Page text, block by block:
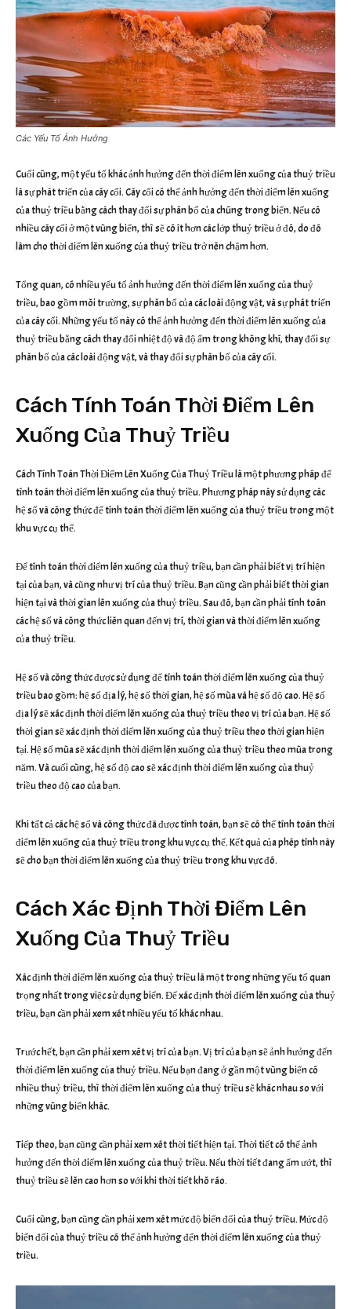
Các Yếu Tố Ảnh Hưởng
Cuối cùng, một yếu tố khác ảnh hưởng đến thời điểm lên xuống của thuỷ triều
là sự phát triển của cây cối. Cây cối có thể ảnh hưởng đến thời điểm lên xuống
của thuỷ triều bằng cách thay đổi sự phân bố của chúng trong biển. Nếu có
nhiều cây cối ở một vùng biển, thì sẽ có ít hơn các lớp thuỷ triều ở đó, do đó
làm cho thời điểm lên xuống của thuỷ triều trở nên chậm hơn.
Tổng quan, có nhiều yếu tố ảnh hưởng đến thời điểm lên xuống của thuỷ
triều, bao gồm môi trường, sự phân bố của các loài động vật, và sự phát triển
của cây cối. Những yếu tố này có thể ảnh hưởng đến thời điểm lên xuống của
thuỷ triều bằng cách thay đổi nhiệt độ và độ ẩm trong không khí, thay đổi sự
phân bố của các loài động vật, và thay đổi sự phân bố của cây cối.
Cách Tính Toán Thời Điểm Lên
Xuống Của Thuỷ Triều
Cách Tính Toán Thời Điểm Lên Xuống Của Thuỷ Triều là một phương pháp để
tính toán thời điểm lên xuống của thuỷ triều. Phương pháp này sử dụng các
hệ số và công thức để tính toán thời điểm lên xuống của thuỷ triều trong một
khu vực cụ thể.
Để tính toán thời điểm lên xuống của thuỷ triều, bạn cần phải biết vị trí hiện
tại của bạn, và cũng như vị trí của thuỷ triều. Bạn cũng cần phải biết thời gian
hiện tại và thời gian lên xuống của thuỷ triều. Sau đó, bạn cần phải tính toán
các hệ số và công thức liên quan đến vị trí, thời gian và thời điểm lên xuống
của thuỷ triều.
Hệ số và công thức được sử dụng để tính toán thời điểm lên xuống của thuỷ
triều bao gồm: hệ số địa lý, hệ số thời gian, hệ số mùa và hệ số độ cao. Hệ số
địa lý sẽ xác định thời điểm lên xuống của thuỷ triều theo vị trí của bạn. Hệ số
thời gian sẽ xác định thời điểm lên xuống của thuỷ triều theo thời gian hiện
tại. Hệ số mùa sẽ xác định thời điểm lên xuống của thuỷ triều theo mùa trong
năm. Và cuối cùng, hệ số độ cao sẽ xác định thời điểm lên xuống của thuỷ
triều theo độ cao của bạn.
Khi tất cả các hệ số và công thức đã được tính toán, bạn sẽ có thể tính toán thời
điểm lên xuống của thuỷ triều trong khu vực cụ thể. Kết quả của phép tính này
sẽ cho bạn thời điểm lên xuống của thuỷ triều trong khu vực đó.
Cách Xác Định Thời Điểm Lên
Xuống Của Thuỷ Triều
Xác định thời điểm lên xuống của thuỷ triều là một trong những yếu tố quan
trọng nhất trong việc sử dụng biển. Để xác định thời điểm lên xuống của thuỷ
triều, bạn cần phải xem xét nhiều yếu tố khác nhau.
Trước hết, bạn cần phải xem xét vị trí của bạn. Vị trí của bạn sẽ ảnh hưởng đến
thời điểm lên xuống của thuỷ triều. Nếu bạn đang ở gần một vùng biển có
nhiều thuỷ triều, thì thời điểm lên xuống của thuỷ triều sẽ khác nhau so với
những vùng biển khác.
Tiếp theo, bạn cũng cần phải xem xét thời tiết hiện tại. Thời tiết có thể ảnh
hưởng đến thời điểm lên xuống của thuỷ triều. Nếu thời tiết đang ẩm ướt, thì
thuỷ triều sẽ lên cao hơn so với khi thời tiết khô ráo.
Cuối cùng, bạn cũng cần phải xem xét mức độ biến đổi của thuỷ triều. Mức độ
biến đổi của thuỷ triều có thể ảnh hưởng đến thời điểm lên xuống của thuỷ
triều.